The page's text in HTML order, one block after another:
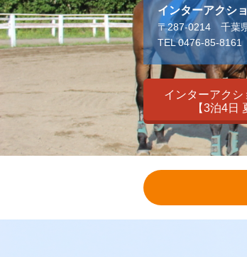
インターアクシ
〒287-0214 千葉
TEL 0476-85-
インターアク
【3泊4日